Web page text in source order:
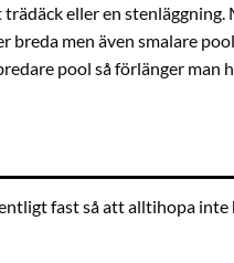
eller en
men även smalare
pool så förlänger
fast så att alltihopa inte